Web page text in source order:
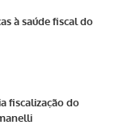
à saúde fiscal do
fiscalização do